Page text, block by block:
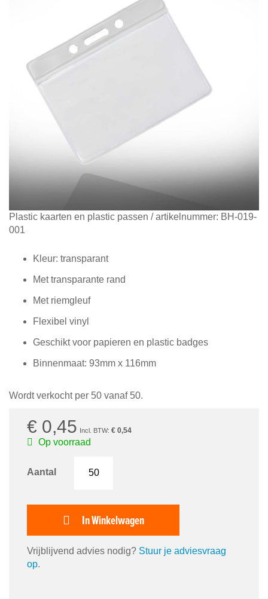
Support
Plastic kaarten en plastic passen / artikelnummer: BH-019-
001
Kleur: transparant
Met transparante rand
Met riemgleuf
Flexibel vinyl
Geschikt voor papieren en plastic badges
Binnenmaat: 93mm x 116mm
Wordt verkocht per 50 vanaf 50.
€ 0,45 € 0,54
Op voorraad
Aantal
In Winkelwagen
Vrijblijvend advies nodig? Stuur je adviesvraag
op.
Ga
naar
begin
afbeeldingen-